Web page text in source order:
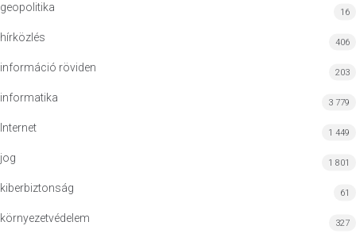
geopolitika 16
hírközlés 406
információ röviden 203
informatika 3 779
Internet 1 449
jog 1 801
kiberbiztonság 61
környezetvédelem 327